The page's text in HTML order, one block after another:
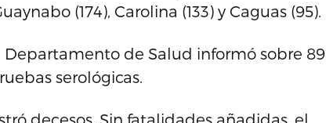
(174), Carolina (133) y Caguas (95).
de Salud informó sobre 89
serológicas.
decesos. Sin fatalidades añadidas, el